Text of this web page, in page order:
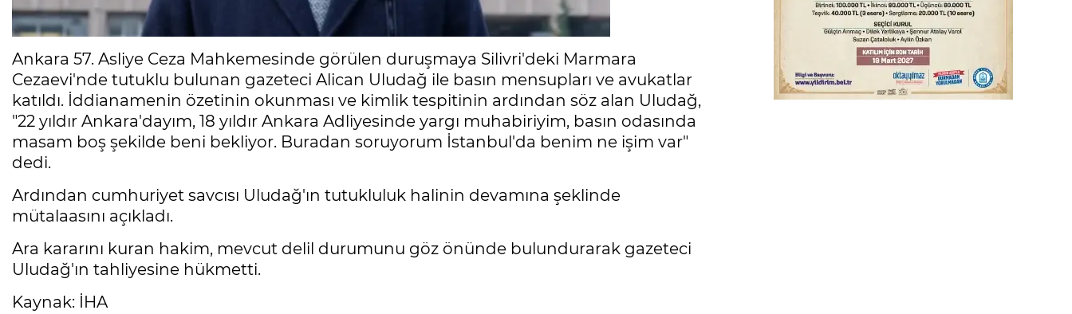
Ankara 57. Asliye Ceza Mahkemesinde görülen duruşmaya Silivri'deki Marmara
Cezaevi'nde tutuklu bulunan gazeteci Alican Uludağ ile basın mensupları ve avukatlar
katıldı. İddianamenin özetinin okunması ve kimlik tespitinin ardından söz alan Uludağ,
"22 yıldır Ankara'dayım, 18 yıldır Ankara Adliyesinde yargı muhabiriyim, basın odasında
masam boş şekilde beni bekliyor. Buradan soruyorum İstanbul'da benim ne işim var"
dedi.
Ardından cumhuriyet savcısı Uludağ'ın tutukluluk halinin devamına şeklinde
mütalaasını açıkladı.
Ara kararını kuran hakim, mevcut delil durumunu göz önünde bulundurarak gazeteci
Uludağ'ın tahliyesine hükmetti.
Kaynak: İHA
Bursa'da akıma kapılan mühendis ağır
yaralandı
Bursa'da tavuk çiftliğinde yangın